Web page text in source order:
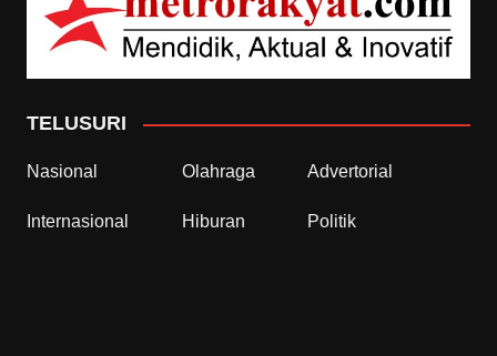
TELUSURI
Nasional Olahraga Advertorial
Internasional Hiburan Politik